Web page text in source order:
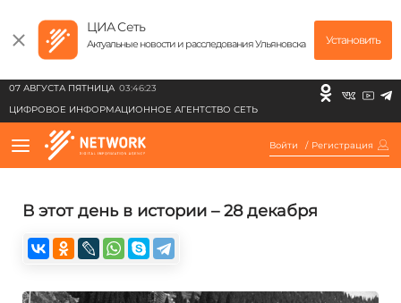
ЦИА Сеть
Актуальные новости и расследования Ульяновска Установить
07 АВГУСТА ПЯТНИЦА 03:46:23
ЦИФРОВОЕ ИНФОРМАЦИОННОЕ АГЕНТСТВО СЕТЬ
Войти / Регистрация
В этот день в истории – 28 декабря